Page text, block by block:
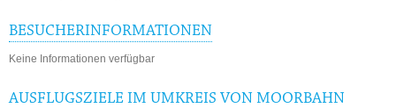
BESUCHERINFORMATIONEN
Keine Informationen verfügbar
AUSFLUGSZIELE IM UMKREIS VON MOORBAHN